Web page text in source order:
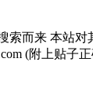
索而来 本站
(附上贴子